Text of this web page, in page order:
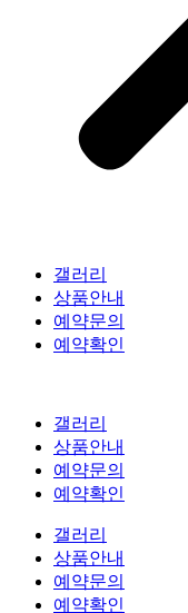
갤러리
상품안내
예약문의
예약확인
갤러리
상품안내
예약문의
예약확인
갤러리
상품안내
예약문의
예약확인